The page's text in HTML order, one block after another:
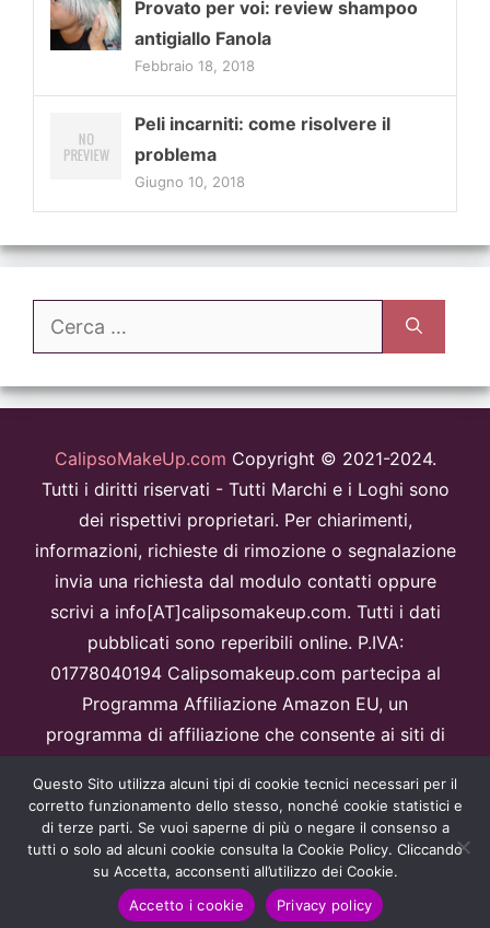
Provato per voi: review shampoo
antigiallo Fanola
Febbraio 18, 2018
Peli incarniti: come risolvere il
problema
Giugno 10, 2018
Ricerca
CalipsoMakeUp.com Copyright © 2021-2024.
Tutti i diritti riservati - Tutti Marchi e i Loghi sono
dei rispettivi proprietari. Per chiarimenti,
informazioni, richieste di rimozione o segnalazione
invia una richiesta dal modulo contatti oppure
scrivi a info[AT]calipsomakeup.com. Tutti i dati
pubblicati sono reperibili online. P.IVA:
01778040194 Calipsomakeup.com partecipa al
Programma Affiliazione Amazon EU, un
programma di affiliazione che consente ai siti di
pubblicizzando e fornendo link al sitoAmazon.it.
Disclaimer
Questo sito è protetto da reCAPTCHA e GooglePrivacy Policye
Termini di servizioapply.
Questo Sito utilizza alcuni tipi di cookie tecnici necessari per il
corretto funzionamento dello stesso, nonché cookie statistici e
di terze parti. Se vuoi saperne di più o negare il consenso a
tutti o solo ad alcuni cookie consulta la Cookie Policy. Cliccando
su Accetta, acconsenti all’utilizzo dei Cookie.
Accetto i cookie
Privacy policy